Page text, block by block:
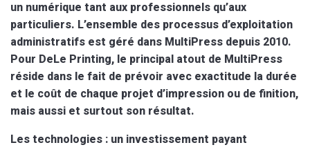
un numérique tant aux professionnels qu’aux
particuliers. L’ensemble des processus d’exploitation
administratifs est géré dans MultiPress depuis 2010.
Pour DeLe Printing, le principal atout de MultiPress
réside dans le fait de prévoir avec exactitude la durée
et le coût de chaque projet d’impression ou de finition,
mais aussi et surtout son résultat.
Les technologies : un investissement payant